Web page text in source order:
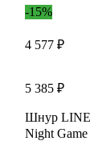
-15%
4 577 ₽
5 385 ₽
Шнур
Night